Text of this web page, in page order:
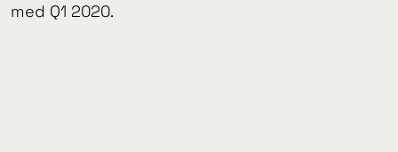
med Q1 2020.